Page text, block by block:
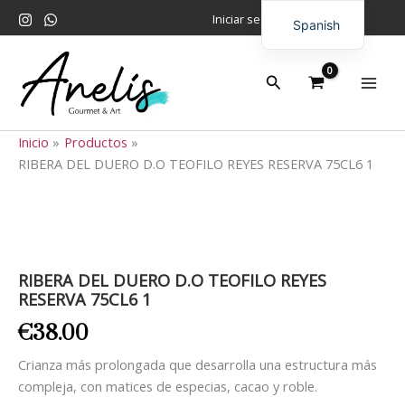
al
contenido
Iniciar sesión
Buscar
Inicio
Productos
RIBERA DEL DUERO D.O TEOFILO REYES RESERVA 75CL6 1
RIBERA DEL DUERO D.O TEOFILO REYES
RESERVA 75CL6 1
€38.00
Crianza más prolongada que desarrolla una estructura más
compleja, con matices de especias, cacao y roble.
TEOFILO
REYES
75CL6
cantidad
Spanish